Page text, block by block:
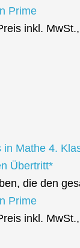
inkl.
in Mathe 4.
Übertritt*
die den
inkl.